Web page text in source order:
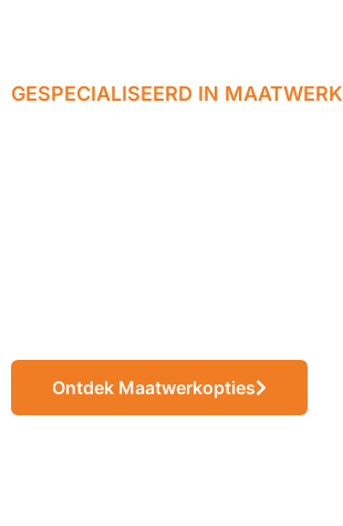
GESPECIALISEERD IN MAATWERK
Ontdek Maatwerkopties